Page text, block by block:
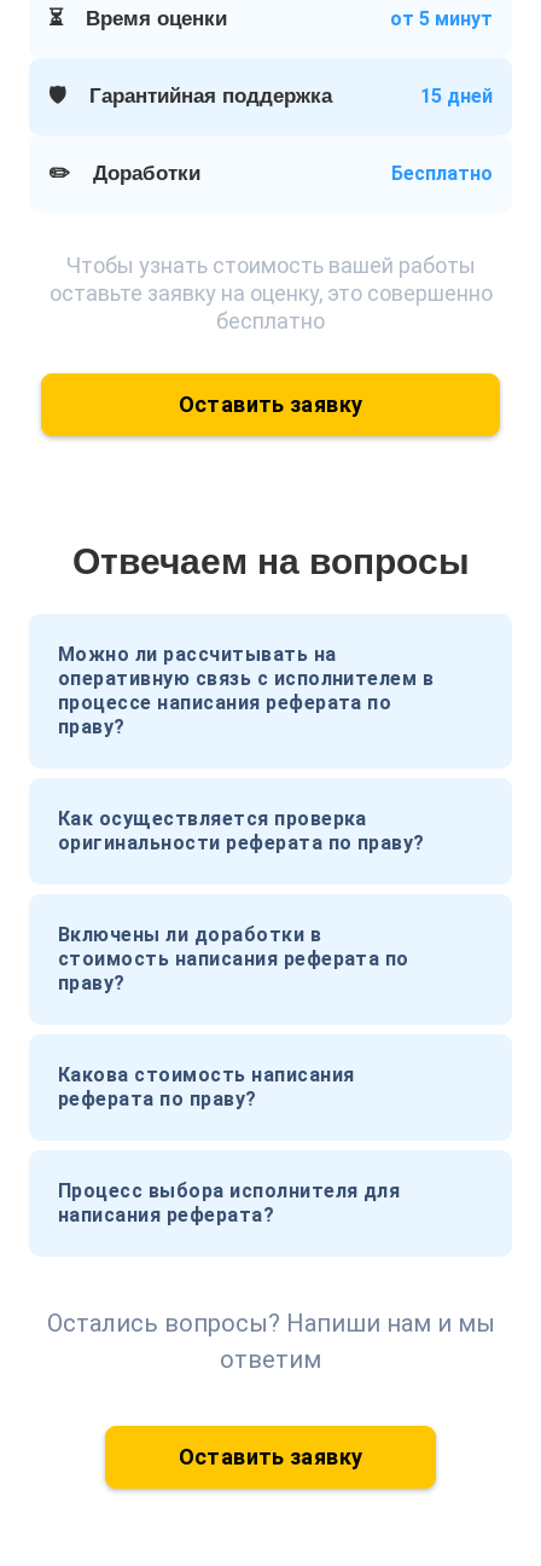
⏳ Время оценки от 5 минут
🛡️ Гарантийная поддержка 15 дней
✏️ Доработки Бесплатно
Чтобы узнать стоимость вашей работы
оставьте заявку на оценку, это совершенно
бесплатно
Оставить заявку
Отвечаем на вопросы
Можно ли рассчитывать на
оперативную связь с исполнителем в
процессе написания реферата по
праву?
Как осуществляется проверка
оригинальности реферата по праву?
Включены ли доработки в
стоимость написания реферата по
праву?
Какова стоимость написания
реферата по праву?
Процесс выбора исполнителя для
написания реферата?
Остались вопросы? Напиши нам и мы
ответим
Оставить заявку